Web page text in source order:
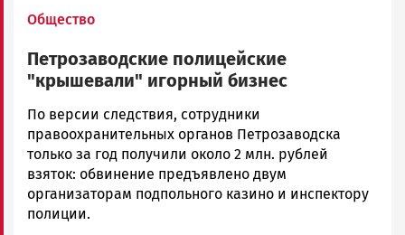
Общество
Петрозаводские полицейские
"крышевали" игорный бизнес
admintimur
Новости
Петрозаводска
и
Карелии
|
По версии следствия, сотрудники
правоохранительных органов Петрозаводска
только за год получили около 2 млн. рублей
взяток: обвинение предъявлено двум
организаторам подпольного казино и инспектору
полиции.